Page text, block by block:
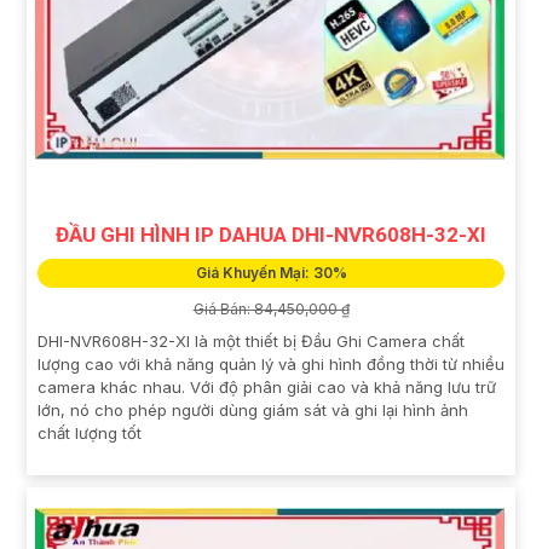
ĐẦU GHI HÌNH IP DAHUA DHI-NVR608H-32-XI
Giá Khuyến Mại: 30%
Giá Bán: 84,450,000 ₫
DHI-NVR608H-32-XI là một thiết bị Đầu Ghi Camera chất
lượng cao với khả năng quản lý và ghi hình đồng thời từ nhiều
camera khác nhau. Với độ phân giải cao và khả năng lưu trữ
lớn, nó cho phép người dùng giám sát và ghi lại hình ảnh
chất lượng tốt